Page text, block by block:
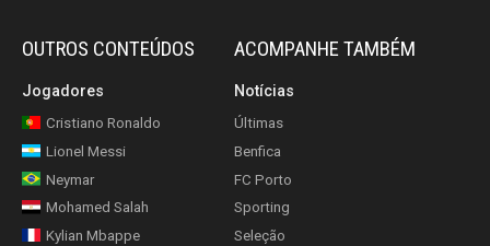
OUTROS CONTEÚDOS
Jogadores
Cristiano Ronaldo
Lionel Messi
Neymar
Mohamed Salah
Kylian Mbappe
ACOMPANHE TAMBÉM
Notícias
Últimas
Benfica
FC Porto
Sporting
Seleção